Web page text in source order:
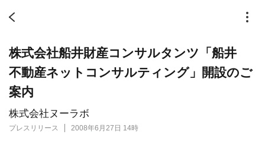
株式会社ヌーラボ
プレスリリース 2008年6月27日 14時
株式会社船井財産コンサルタンツ「船井
不動産ネットコンサルティング」開設のご
案内